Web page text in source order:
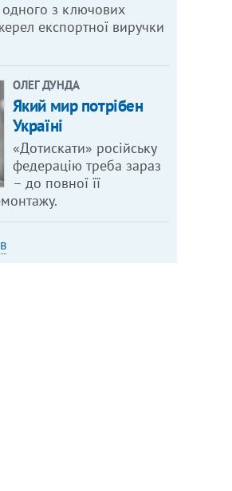
одного з ключових
експортної виручки
ОЛЕГ ДУНДА
Який мир потрібен
Україні
«Дотискати» російську
федерацію треба зараз
– до повної її